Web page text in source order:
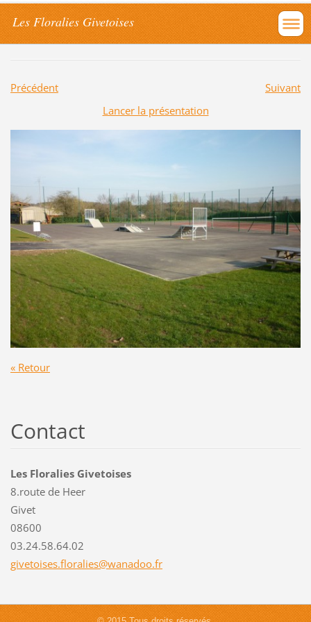
Les Floralies Givetoises
Précédent
Suivant
Lancer la présentation
« Retour
Contact
Les Floralies Givetoises
8.route de Heer
Givet
08600
03.24.58.64.02
givetoises.floralies@wanadoo.fr